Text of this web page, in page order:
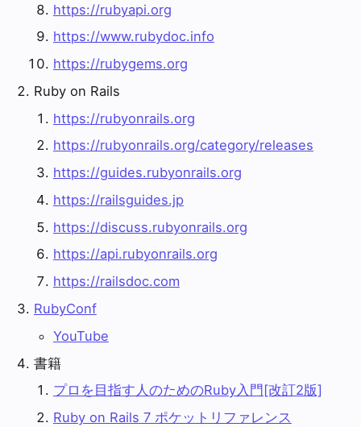
https://rubyapi.org
https://www.rubydoc.info
https://rubygems.org
Ruby on Rails
https://rubyonrails.org
https://rubyonrails.org/category/releases
https://guides.rubyonrails.org
https://railsguides.jp
https://discuss.rubyonrails.org
https://api.rubyonrails.org
https://railsdoc.com
RubyConf
YouTube
書籍
プロを目指す人のためのRuby入門[改訂2版]​
Ruby on Rails 7 ポケットリファレンス